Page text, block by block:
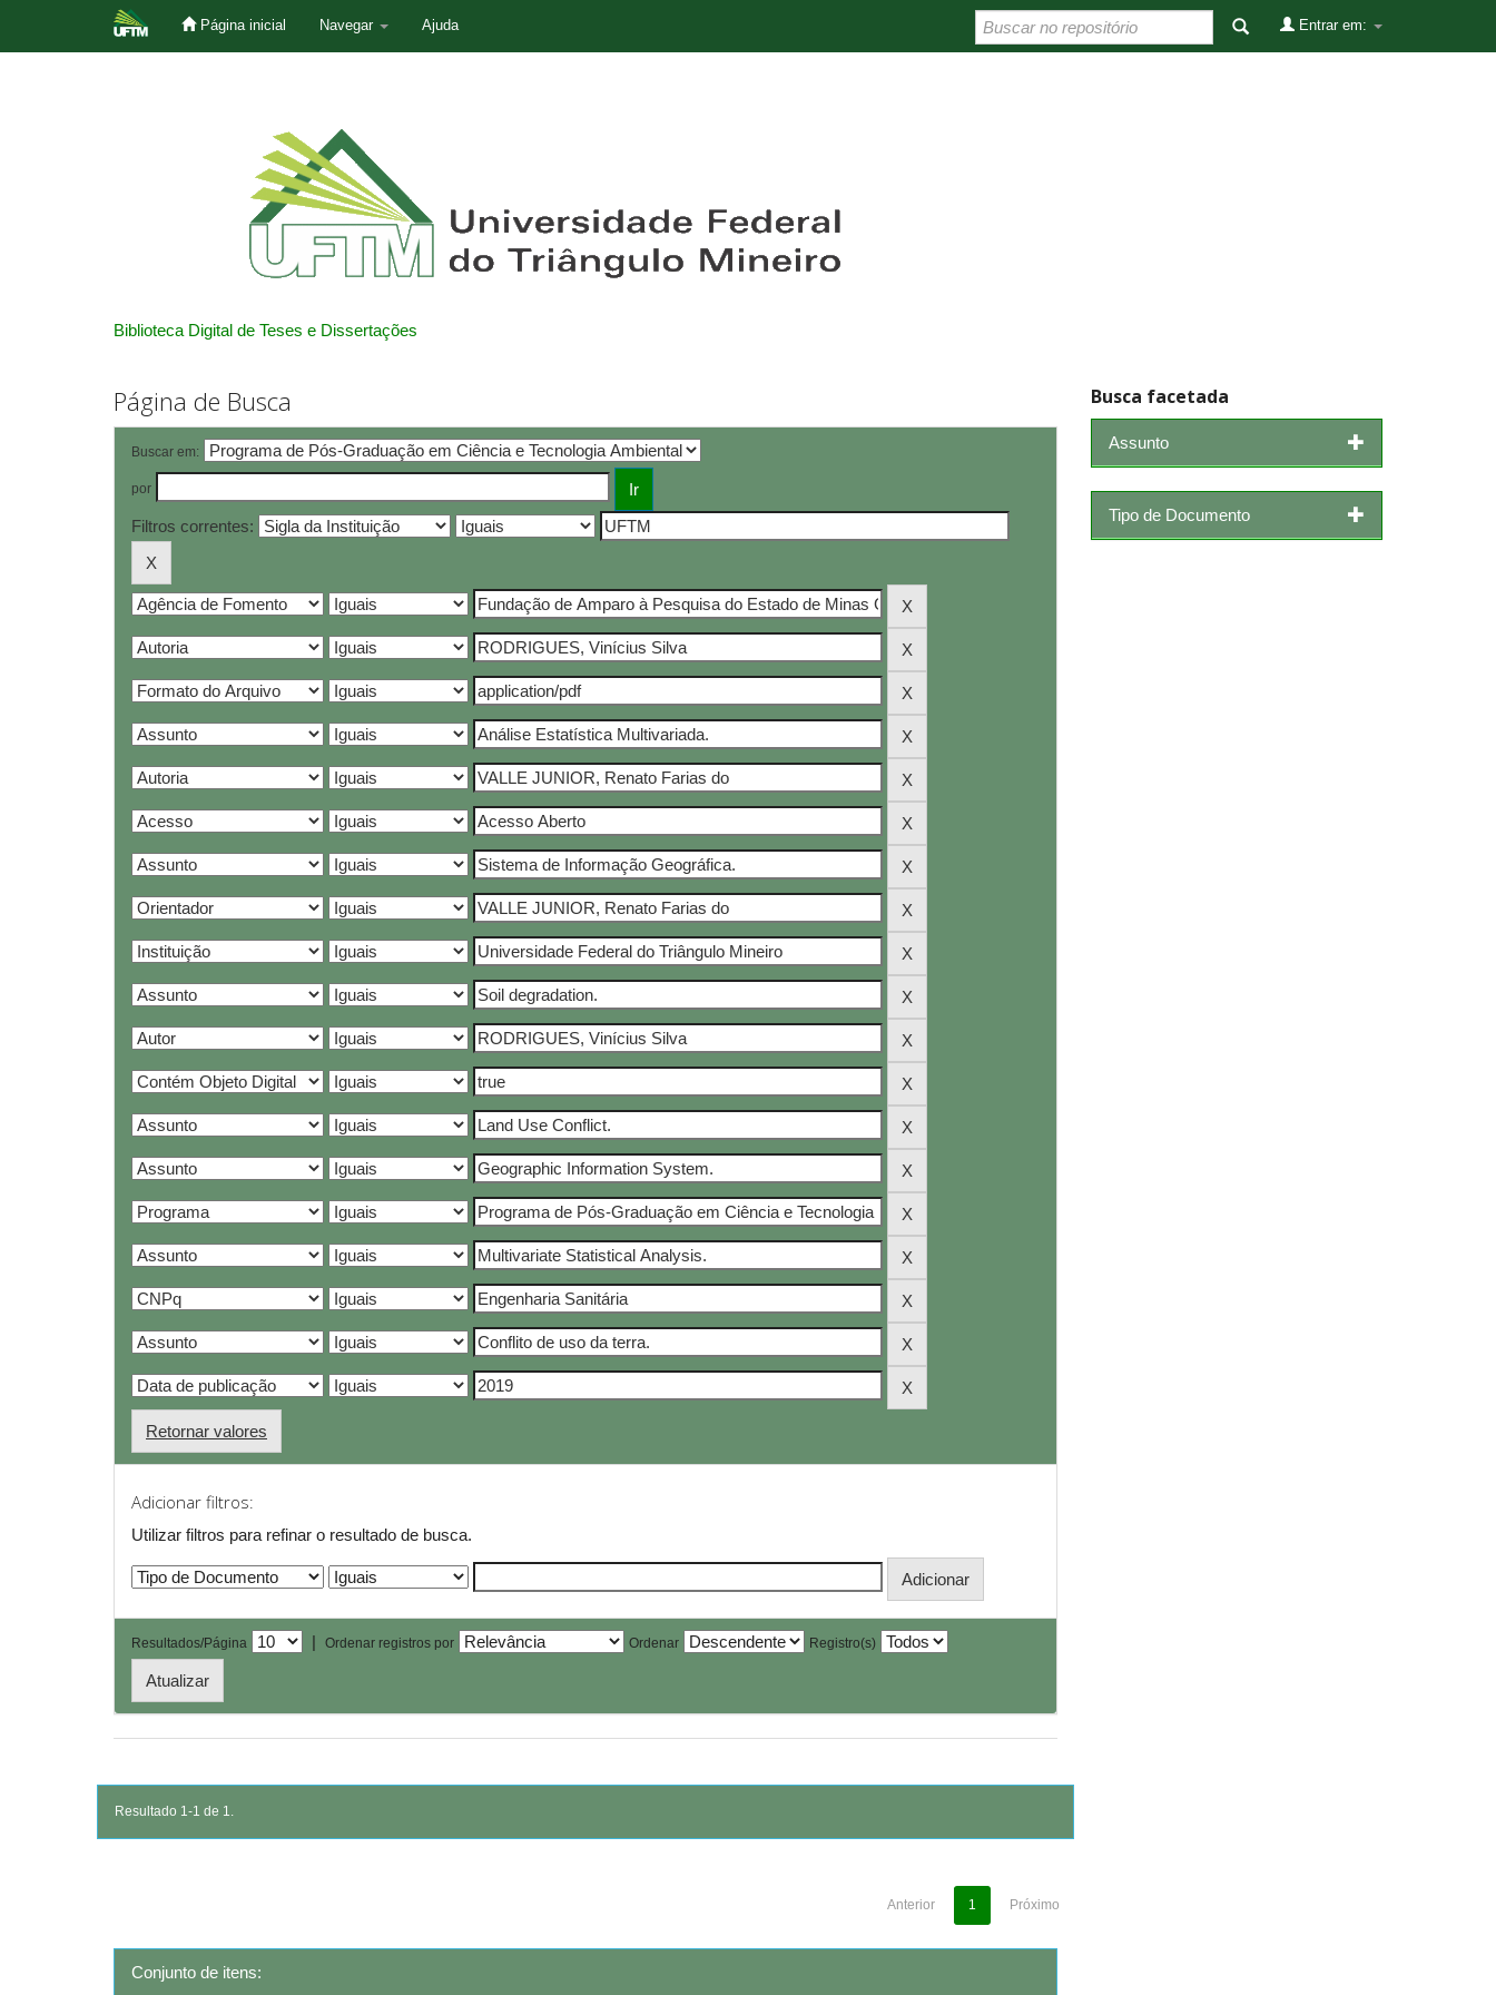
Página inicial Navegar Ajuda Entrar em:
Biblioteca Digital de Teses e Dissertações
Página de Busca
Buscar em:
por
Filtros correntes:
Retornar valores
Adicionar filtros:
Utilizar filtros para refinar o resultado de busca.
Resultados/Página | Ordenar registros por Ordenar Registro(s)
Resultado 1-1 de 1.
Anterior 1 Próximo
Conjunto de itens:
Busca facetada
Assunto
Tipo de Documento